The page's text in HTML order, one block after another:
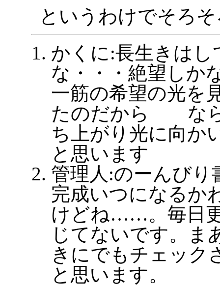
というわけでそろ
かくに:長生きはし
な・・・絶望しか
一筋の希望の光を
たのだから なら
ち上がり光に向か
と思います
管理人:のーんびり
完成いつになるか
けどね……。毎日
じてないです。ま
きにでもチェック
と思います。